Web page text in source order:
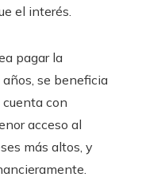
el interés.
pagar la
se beneficia
con
acceso al
más altos, y